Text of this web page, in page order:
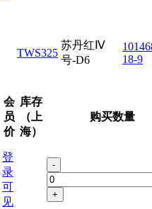
TWS325
苏丹红Ⅳ
号-D6
18-9
会
员
价
库存
（上
海）
购买数量
登
录
可
见
-
+